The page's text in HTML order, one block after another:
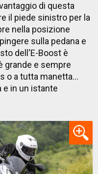
di questa
il piede sinistro per la
nella posizione
sulla pedana e
dell'E-Boost è
grande e sempre
o a tutta manetta...
e in un istante